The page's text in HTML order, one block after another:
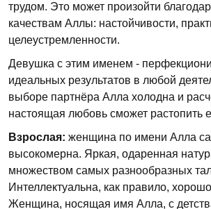
трудом. Это может произойти
качествам Аллы: настойчивости,
целеустремленности.
Девушка с этим именем -
идеальных результатов в любой
выборе партнёра Алла холодна и
настоящая любовь сможет растопить
Взрослая: женщина по имени Алла
высокомерна. Яркая, одаренная
множеством самых разнообразных
Интеллектуальна, как правило,
Женщина, носящая имя Алла, с